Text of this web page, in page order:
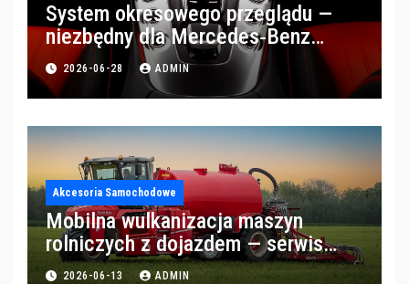
System okresowego przeglądu —
niezbędny dla Mercedes‑Benz
Trucks w Poznaniu
2026-06-28 ADMIN
Akcesoria Samochodowe
Mobilna wulkanizacja maszyn
rolniczych z dojazdem — serwis
opon w okolicach Gorzowa
2026-06-13 ADMIN